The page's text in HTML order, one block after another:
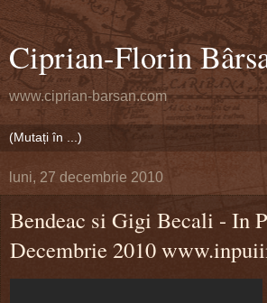
Ciprian-Florin
www.ciprian-barsan.com
luni, 27 decembrie 2010
Bendeac si Gigi Becali - In
Decembrie 2010